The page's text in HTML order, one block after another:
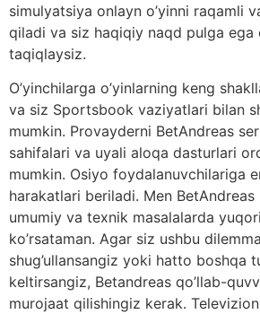
simulyatsiya onlayn o’yinni raqamli
qiladi va siz haqiqiy naqd pulga ega
taqiqlaysiz.
O’yinchilarga o’yinlarning keng
va siz Sportsbook vaziyatlari bilan
mumkin. Provayderni BetAndreas
sahifalari va uyali aloqa dasturlari
mumkin. Osiyo foydalanuvchilariga
harakatlari beriladi. Men
umumiy va texnik masalalarda
ko’rsataman. Agar siz ushbu
shug’ullansangiz yoki hatto boshqa
keltirsangiz, Betandreas qo’llab-
murojaat qilishingiz kerak. Televizion